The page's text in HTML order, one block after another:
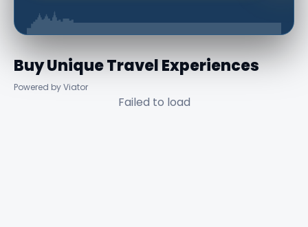
Buy Unique Travel Experiences
Powered by Viator
Failed to load